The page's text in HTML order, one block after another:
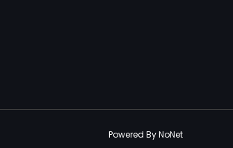
Powered By NoNet